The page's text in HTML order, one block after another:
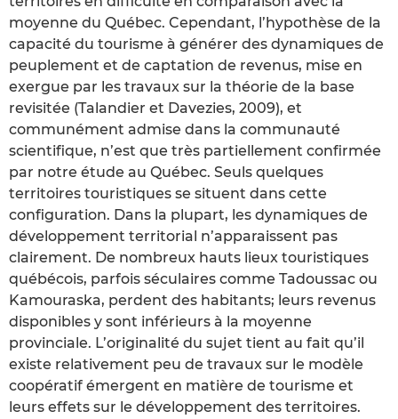
moyenne du Québec. Cependant, l’hypothèse de la
capacité du tourisme à générer des dynamiques de
peuplement et de captation de revenus, mise en
exergue par les travaux sur la théorie de la base
revisitée (Talandier et Davezies, 2009), et
communément admise dans la communauté
scientifique, n’est que très partiellement confirmée
par notre étude au Québec. Seuls quelques
territoires touristiques se situent dans cette
configuration. Dans la plupart, les dynamiques de
développement territorial n’apparaissent pas
clairement. De nombreux hauts lieux touristiques
québécois, parfois séculaires comme Tadoussac ou
Kamouraska, perdent des habitants; leurs revenus
disponibles y sont inférieurs à la moyenne
provinciale. L’originalité du sujet tient au fait qu’il
existe relativement peu de travaux sur le modèle
coopératif émergent en matière de tourisme et
leurs effets sur le développement des territoires.